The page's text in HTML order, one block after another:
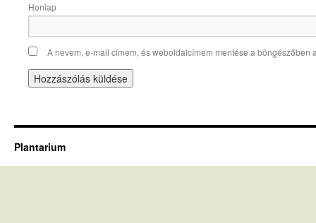
Honlap
A nevem, e-mail címem, és weboldalcímem mentése a böngészőben
Plantarium